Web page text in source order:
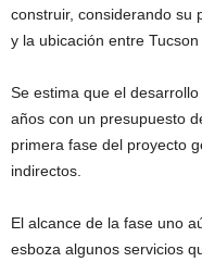
construir, considerando su
y la ubicación entre Tucson
Se estima que el
años con un presupuesto
primera fase del proyecto
indirectos.
El alcance de la fase uno
esboza algunos servicios